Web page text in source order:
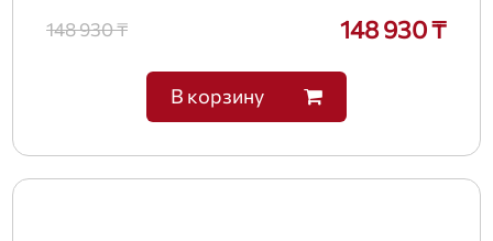
148 930 ₸ 148 930 ₸
В корзину